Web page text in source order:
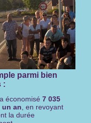
parmi bien
:
économisé 7 035
un an, en revoyant
la durée